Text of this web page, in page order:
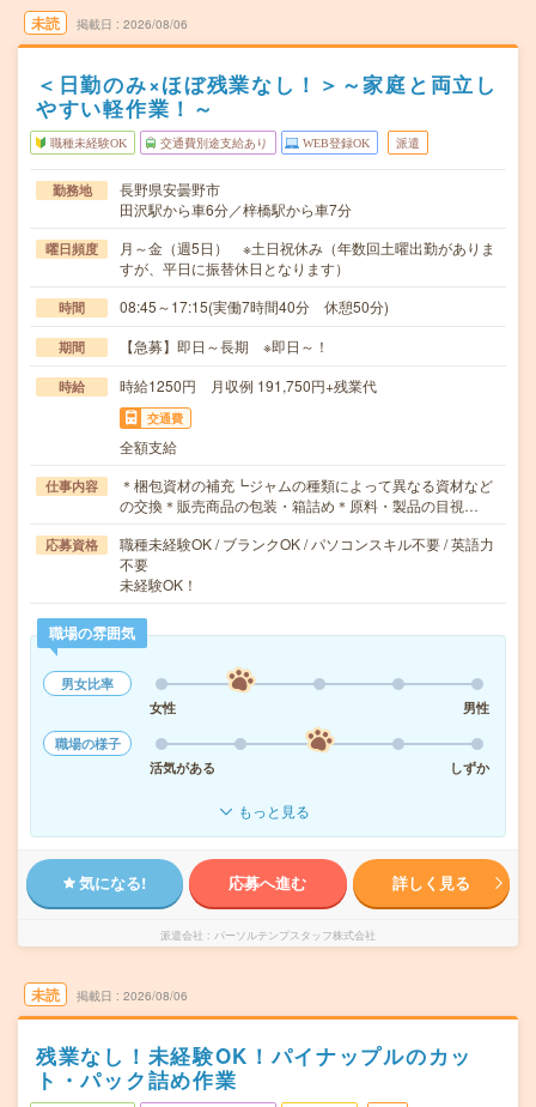
未読 掲載日 2026/08/06
＜日勤のみ×ほぼ残業なし！＞～家庭と両立し
やすい軽作業！～
職種未経験OK 交通費別途支給あり WEB登録OK 派遣
勤務地
長野県安曇野市
田沢駅から車6分／梓橋駅から車7分
曜日頻度
月～金（週5日） ※土日祝休み（年数回土曜出勤がありま
すが、平日に振替休日となります）
時間 08:45～17:15(実働7時間40分 休憩50分)
期間 【急募】即日～長期 ※即日～！
時給 時給1250円 月収例 191,750円+残業代
交通費
全額支給
仕事内容
＊梱包資材の補充┗ジャムの種類によって異なる資材など
の交換＊販売商品の包装・箱詰め＊原料・製品の目視…
応募資格
職種未経験OK / ブランクOK / パソコンスキル不要 / 英語力
不要
未経験OK！
職場の雰囲気
男女比率
女性
男性
職場の様子
活気がある
しずか
もっと見る
気になる! 応募へ進む 詳しく見る
派遣会社 パーソルテンプスタッフ株式会社
未読 掲載日 2026/08/06
残業なし！未経験OK！パイナップルのカッ
ト・パック詰め作業